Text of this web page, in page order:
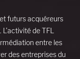
futurs acquéreurs
de TFL
entre les
des entreprises du